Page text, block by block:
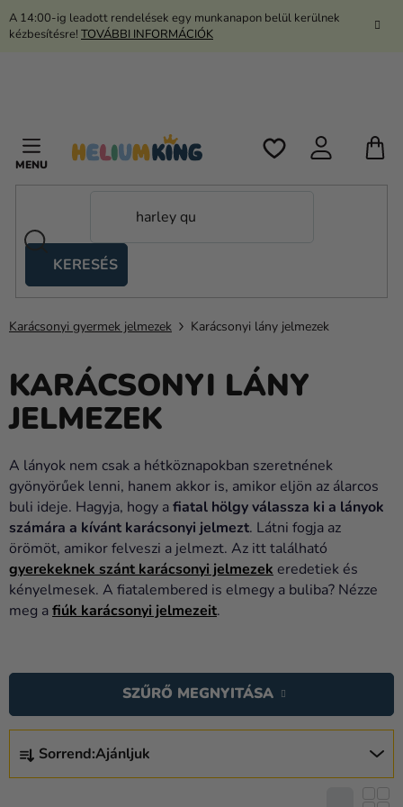
Ugrás
A 14:00-ig leadott rendelések egy munkanapon belül kerülnek
kézbesítésre! TOVÁBBI INFORMÁCIÓK
KERESÉS
sátrak
Kanekalon
Hélium
és
Lufik
Party
Dekoráció
és
kiegészítők
Jelmezek
Sütés
Újdonság
Ajándékok
Ünnepek
Karácsonyi gyermek jelmezek Karácsonyi lány jelmezek
KARÁCSONYI LÁNY
JELMEZEK
A lányok nem csak a hétköznapokban szeretnének
gyönyörűek lenni, hanem akkor is, amikor eljön az álarcos
buli ideje. Hagyja, hogy afiatal hölgy válassza ki a lányok
számára a kívánt karácsonyi jelmezt. Látni fogja az
örömöt, amikor felveszi a jelmezt. Az itt található
gyerekeknek szánt karácsonyi jelmezek eredetiek és
kényelmesek. A fiatalembered is elmegy a buliba? Nézze
meg afiúk karácsonyi jelmezeit.
E
R
Sorrend:Ajánljuk
SZŰRŐ MEGNYITÁSA
E
R
M
É
K